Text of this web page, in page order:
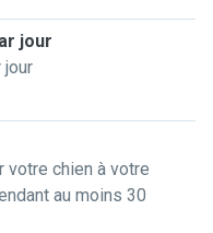
jour
jour
votre chien à votre
au moins 30